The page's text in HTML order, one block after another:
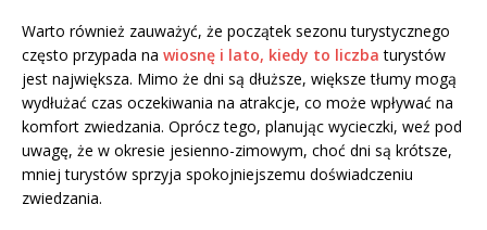
Warto również zauważyć, że początek sezonu turystycznego
często przypada na wiosnę i lato, kiedy to liczba turystów
jest największa. Mimo że dni są dłuższe, większe tłumy mogą
wydłużać czas oczekiwania na atrakcje, co może wpływać na
komfort zwiedzania. Oprócz tego, planując wycieczki, weź pod
uwagę, że w okresie jesienno-zimowym, choć dni są krótsze,
mniej turystów sprzyja spokojniejszemu doświadczeniu
zwiedzania.